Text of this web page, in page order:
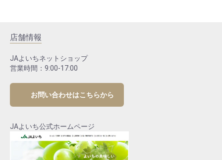
店舗情報
JAよいちネットショップ
営業時間：9:00-17:00
お問い合わせはこちらから
JAよいち公式ホームページ